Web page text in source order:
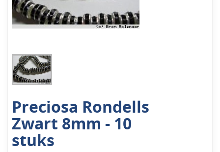
Preciosa Rondells
Zwart 8mm - 10
stuks